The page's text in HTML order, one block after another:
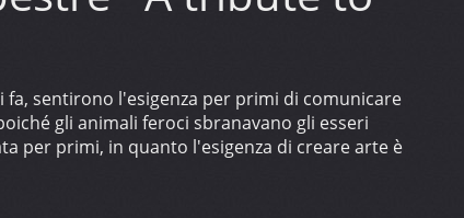
sentirono l'esigenza per primi di comunicare
gli animali feroci sbranavano gli esseri
per primi, in quanto l'esigenza di creare arte è